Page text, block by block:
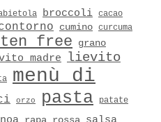
broccoli cacao
cumino curcuma
free
grano
madre lievito
menù di
orzo pasta patate